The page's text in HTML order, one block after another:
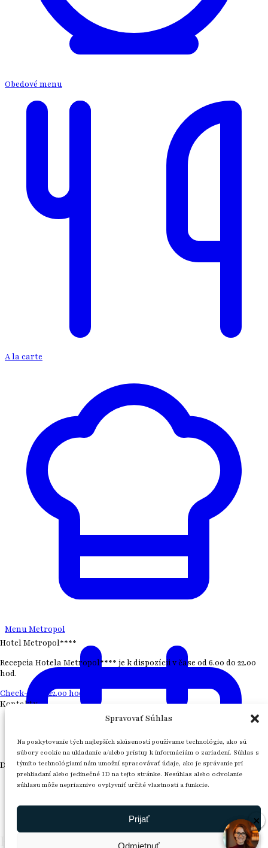
Spravovať Súhlas
Na poskytovanie tých najlepších skúseností používame technológie, ako sú
súbory cookie na ukladanie a/alebo prístup k informáciám o zariadení. Súhlas s
týmito technológiami nám umožní spracovávať údaje, ako je správanie pri
prehliadaní alebo jedinečné ID na tejto stránke. Nesúhlas alebo odvolanie
súhlasu môže nepriaznivo ovplyvniť určité vlastnosti a funkcie.
Prijať
Odmietnuť
Hotel Metropol****
Recepcia Hotela Metropol**** je k dispozícii v čase od 6.00 do 22.00
hod.
Check-in po 22.00 hod
Kontakty
+421 904 777 630
MAIL :recepcia@hotel-metropol.sk
Dôležité odkazy
Reklamačný poriadok
VOP
Hotel Metropol****
Obedové menu
A la carte
Menu Metropol
×
×